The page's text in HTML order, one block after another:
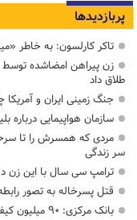
پربازدیدها
تاکر کارلسون: به خاطر
زن پیراهن امضاشده
طلاق داد
جنگ زمینی ایران و
سازمان هواپیمایی درباره بلیت ۲۱ میلیونی تهران - اصفهان
مردی که همسرش را تا
سر زندگی
ترامپ سی سال با این زن
قتل پسرخاله به تصور
بانک مرکزی: ۹۰ میلیون کیف پول برای ایرانی ها ساخته شد